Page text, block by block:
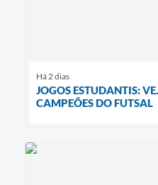
Há 2 dias
JOGOS ESTUDANTIS:
CAMPEÕES DO FUTSAL